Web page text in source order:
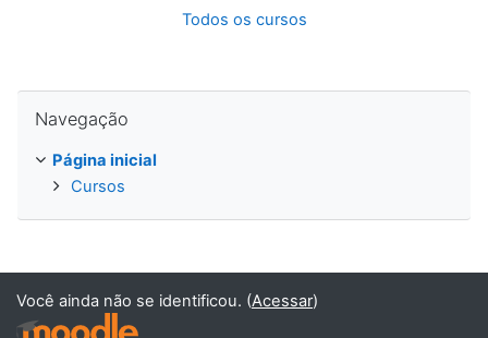
Todos os cursos
Navegação
Página inicial
Cursos
Você ainda não se identificou. (Acessar)